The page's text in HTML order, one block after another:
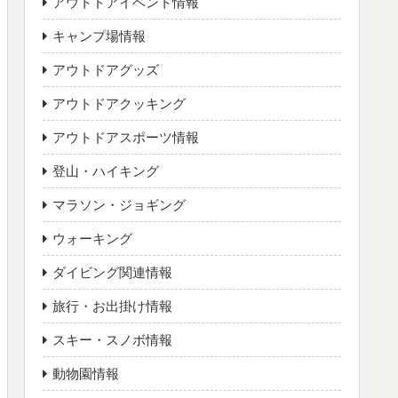
キャンプ場情報
アウトドアグッズ
アウトドアクッキング
アウトドアスポーツ情報
登山・ハイキング
マラソン・ジョギング
ウォーキング
ダイビング関連情報
旅行・お出掛け情報
スキー・スノボ情報
動物園情報